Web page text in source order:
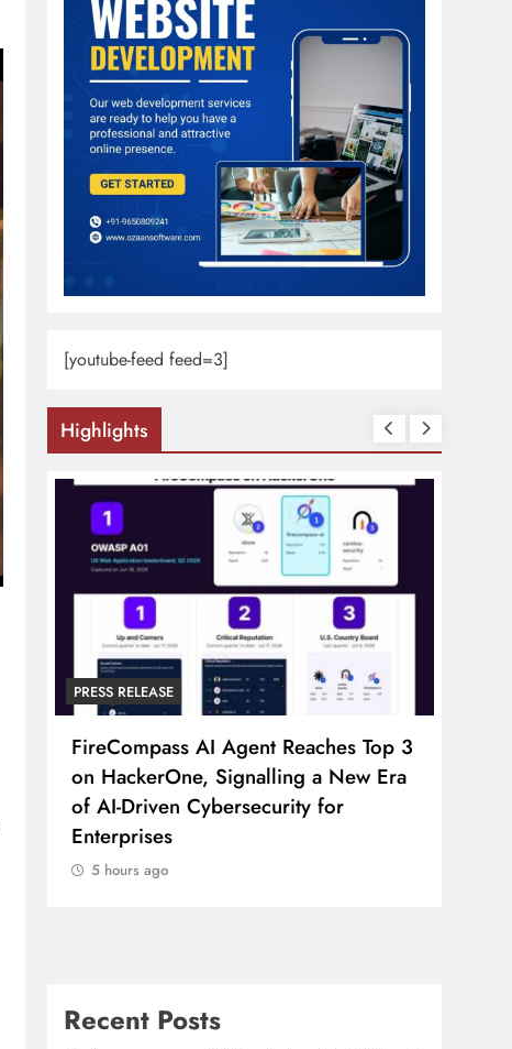
[youtube-feed feed=3]
Highlights
PRESS RELEASE
FireCompass AI Agent Reaches Top 3
on HackerOne, Signalling a New Era
of AI-Driven Cybersecurity for
Enterprises
5 hours ago
Recent Posts